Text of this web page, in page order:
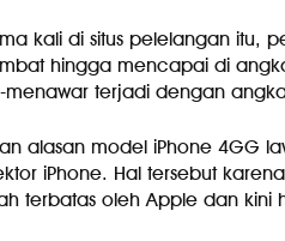
kali di situs pelelangan itu,
hingga mencapai di
terjadi dengan angka
alasan model iPhone 4GG
iPhone. Hal tersebut
terbatas oleh Apple dan kini